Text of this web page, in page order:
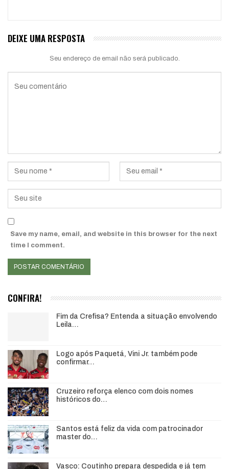
DEIXE UMA RESPOSTA
Seu endereço de email não será publicado.
Save my name, email, and website in this browser for the next
time I comment.
CONFIRA!
Fim da Crefisa? Entenda a situação envolvendo
Leila…
Logo após Paquetá, Vini Jr. também pode
confirmar…
Cruzeiro reforça elenco com dois nomes
históricos do…
Santos está feliz da vida com patrocinador
master do…
Vasco: Coutinho prepara despedida e já tem